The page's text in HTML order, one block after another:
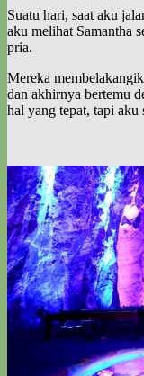
Suatu hari, saat aku
aku melihat Samantha
pria.
Mereka
dan akhirnya bertemu
hal yang tepat, tapi aku